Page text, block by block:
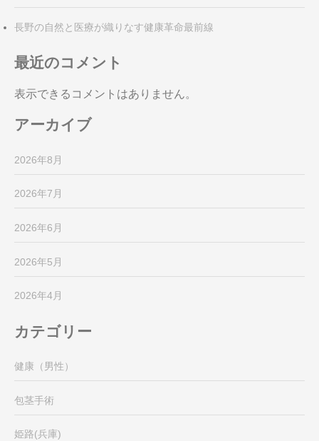
長野の自然と医療が織りなす健康革命最前線
最近のコメント
表示できるコメントはありません。
アーカイブ
2026年8月
2026年7月
2026年6月
2026年5月
2026年4月
カテゴリー
健康（男性）
包茎手術
姫路(兵庫)